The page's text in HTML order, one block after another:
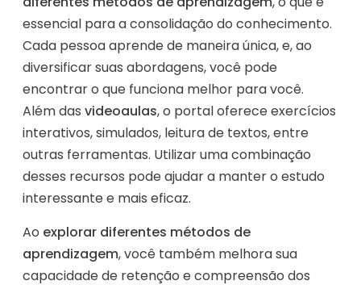
essencial para a consolidação do conhecimento.
Cada pessoa aprende de maneira única, e, ao
diversificar suas abordagens, você pode
encontrar o que funciona melhor para você.
Além das videoaulas, o portal oferece exercícios
interativos, simulados, leitura de textos, entre
outras ferramentas. Utilizar uma combinação
desses recursos pode ajudar a manter o estudo
interessante e mais eficaz.
Ao explorar diferentes métodos de
aprendizagem, você também melhora sua
capacidade de retenção e compreensão dos